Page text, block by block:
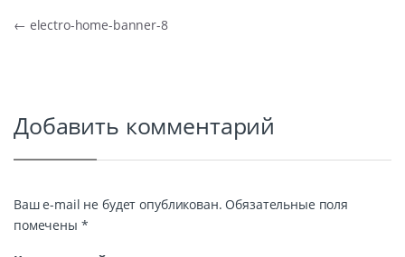
Навигация по записям
← electro-home-banner-8
Добавить комментарий
Ваш e-mail не будет опубликован. Обязательные поля
помечены *